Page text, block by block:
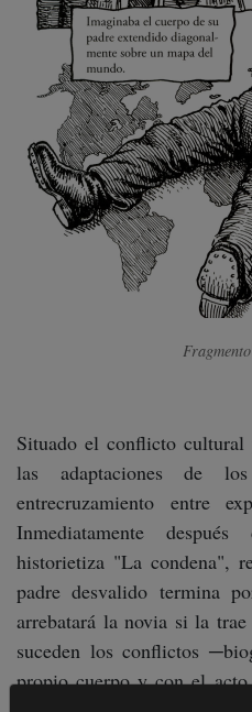
Situado el conflicto
las adaptaciones de
entrecruzamiento entre
Inmediatamente
historietiza "La condena",
padre desvalido termina
arrebatará la novia si la
suceden los conflictos
propio cuerpo y con el